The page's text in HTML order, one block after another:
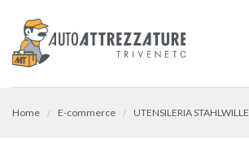
Home E-commerce UTENSILERIA STAHLWILLE